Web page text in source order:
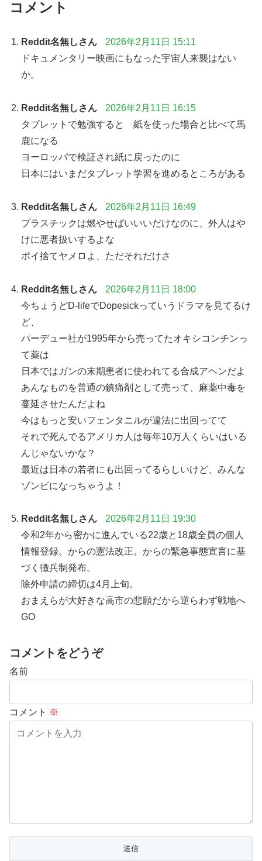
コメント
Reddit名無しさん
2026年2月11日 15:11
ドキュメンタリー映画にもなった宇宙人来襲はない
か。
Reddit名無しさん
2026年2月11日 16:15
タブレットで勉強すると 紙を使った場合と比べて馬
鹿になる
ヨーロッパで検証され紙に戻ったのに
日本にはいまだタブレット学習を進めるところがある
Reddit名無しさん
2026年2月11日 16:49
プラスチックは燃やせばいいいだけなのに、外人はや
けに悪者扱いするよな
ポイ捨てヤメロよ、ただそれだけさ
Reddit名無しさん
2026年2月11日 18:00
今ちょうどD-lifeでDopesickっていうドラマを見てるけ
ど、
パーデュー社が1995年から売ってたオキシコンチンっ
て薬は
日本ではガンの末期患者に使われてる合成アヘンだよ
あんなものを普通の鎮痛剤として売って、麻薬中毒を
蔓延させたんだよね
今はもっと安いフェンタニルが違法に出回ってて
それで死んでるアメリカ人は毎年10万人くらいはいる
んじゃないかな？
最近は日本の若者にも出回ってるらしいけど、みんな
ゾンビになっちゃうよ！
Reddit名無しさん
2026年2月11日 19:30
令和2年から密かに進んでいる22歳と18歳全員の個人
情報登録。からの憲法改正。からの緊急事態宣言に基
づく徴兵制発布。
除外申請の締切は4月上旬。
おまえらが大好きな高市の悲願だから逆らわず戦地へ
GO
コメントをどうぞ
名前
コメント ※